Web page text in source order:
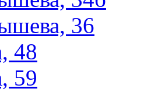
36
48
59